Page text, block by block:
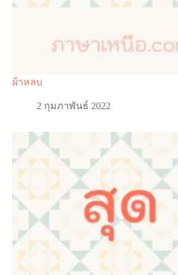
ผ้าหลบ
2 กุมภาพันธ์ 2022